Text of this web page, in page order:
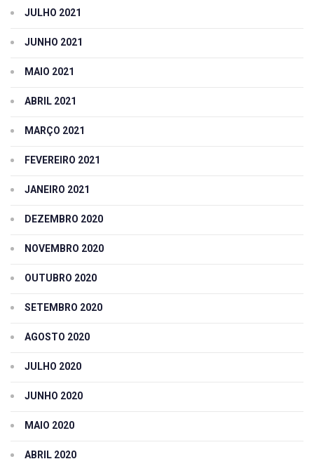
JULHO 2021
JUNHO 2021
MAIO 2021
ABRIL 2021
MARÇO 2021
FEVEREIRO 2021
JANEIRO 2021
DEZEMBRO 2020
NOVEMBRO 2020
OUTUBRO 2020
SETEMBRO 2020
AGOSTO 2020
JULHO 2020
JUNHO 2020
MAIO 2020
ABRIL 2020